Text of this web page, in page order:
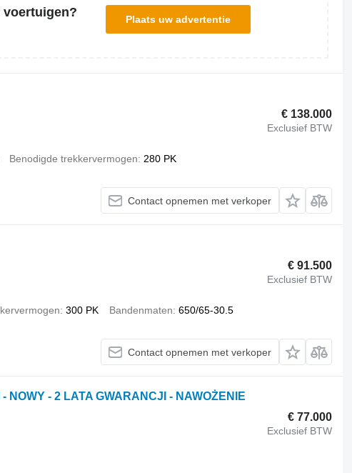
voertuigen?
Plaats uw advertentie
€ 138.000
Exclusief BTW
Benodigde trekkervermogen
280 PK
Contact opnemen met verkoper
€ 91.500
Exclusief BTW
300 PK Bandenmaten 650/65-30.5
Contact opnemen met verkoper
NOWY - 2 LATA GWARANCJI - NAWOŻENIE
€ 77.000
Exclusief BTW